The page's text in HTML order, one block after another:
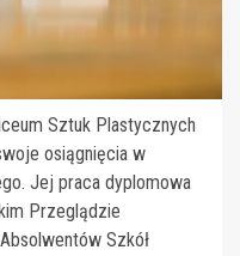
Sztuk Plastycznych
osiągnięcia w
Jej praca dyplomowa
Przeglądzie
Szkół